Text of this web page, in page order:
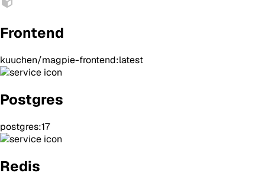
Frontend
kuuchen/magpie-frontend:latest
Postgres
postgres:17
Redis